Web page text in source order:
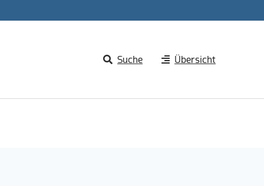
Suche Übersicht